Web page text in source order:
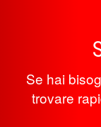
Se hai
trovare